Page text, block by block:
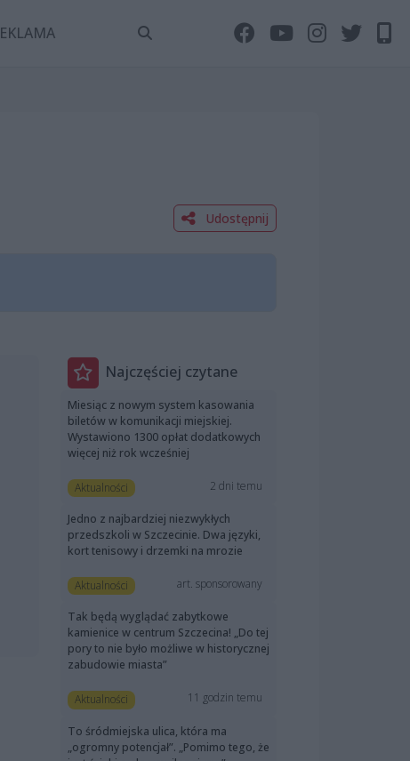
Udostępnij
Najczęściej czytane
Miesiąc z nowym system kasowania
biletów w komunikacji miejskiej.
Wystawiono 1300 opłat dodatkowych
więcej niż rok wcześniej
Aktualności 2 dni temu
Jedno z najbardziej niezwykłych
przedszkoli w Szczecinie. Dwa języki,
kort tenisowy i drzemki na mrozie
Aktualności art. sponsorowany
Tak będą wyglądać zabytkowe
kamienice w centrum Szczecina! „Do tej
pory to nie było możliwe w historycznej
zabudowie miasta”
Aktualności 11 godzin temu
To śródmiejska ulica, która ma
„ogromny potencjał”. „Pomimo tego, że